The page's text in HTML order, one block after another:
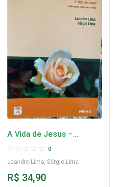
A Vida de Jesus –
Volume 2
0
Leandro Lima, Sérgio Lima
R$ 34,90